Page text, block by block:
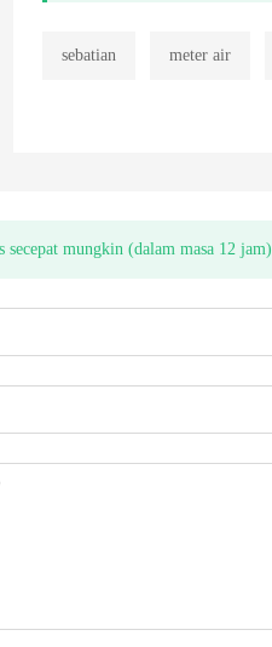
sebatian meter air
mungkin (dalam masa 12 jam)